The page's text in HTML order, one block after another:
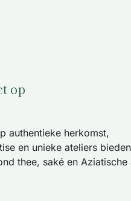
op
authentieke herkomst,
en unieke ateliers
thee, saké en Aziatische